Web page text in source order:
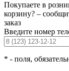
Покупаете в
корзину? –
заказ
Введите номер
* - поля,